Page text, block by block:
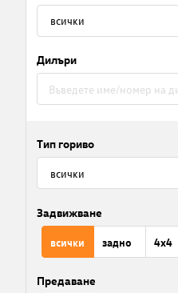
Дилъри
Тип гориво
Задвижване
всички задно 4x4
Предаване